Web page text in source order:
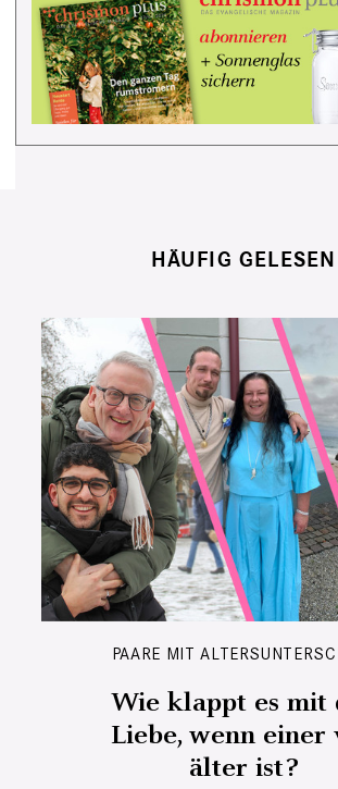
HÄUFIG GELESEN
PAARE MIT
Wie klappt es mit
Liebe, wenn einer
älter ist?